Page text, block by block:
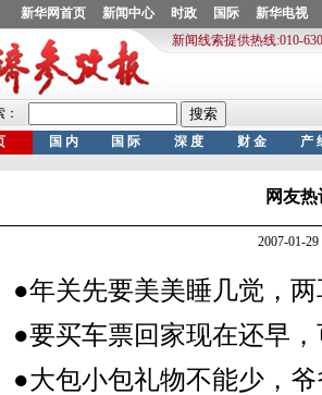
网友
2007-01-
●年关先要美美睡几觉，
●要买车票回家现在还早
●大包小包礼物不能少，爷